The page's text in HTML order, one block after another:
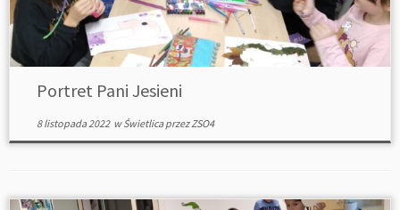
Portret Pani Jesieni
8 listopada 2022wŚwietlicaprzezZSO4